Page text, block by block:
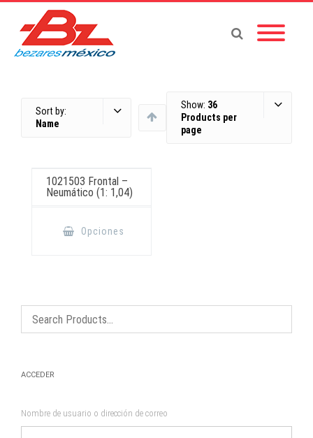
Sort by:
Name
Show: 36
Products per
page
1021503 Frontal –
Neumático (1: 1,04)
Opciones
elegir
página
ACCEDER
Nombre de usuario o dirección de correo